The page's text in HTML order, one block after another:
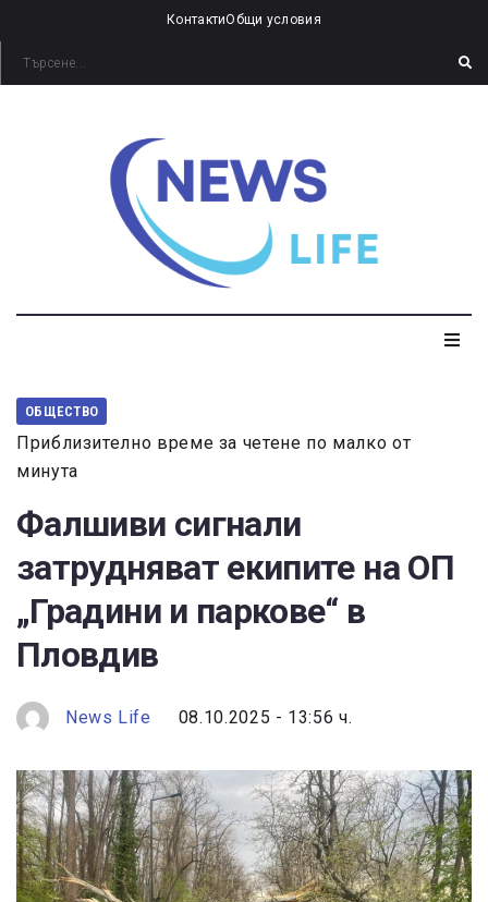
КонтактиОбщи условия
ОБЩЕСТВО
Приблизително време за четене по малко от
минута
Фалшиви сигнали
затрудняват екипите на ОП
„Градини и паркове“ в
Пловдив
News Life 08.10.2025 - 13:56 ч.